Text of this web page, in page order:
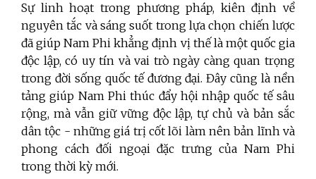
Sự linh hoạt trong phương pháp, kiên định về
nguyên tắc và sáng suốt trong lựa chọn chiến lược
đã giúp Nam Phi khẳng định vị thế là một quốc gia
độc lập, có uy tín và vai trò ngày càng quan trọng
trong đời sống quốc tế đương đại. Đây cũng là nền
tảng giúp Nam Phi thúc đẩy hội nhập quốc tế sâu
rộng, mà vẫn giữ vững độc lập, tự chủ và bản sắc
dân tộc - những giá trị cốt lõi làm nên bản lĩnh và
phong cách đối ngoại đặc trưng của Nam Phi
trong thời kỳ mới.